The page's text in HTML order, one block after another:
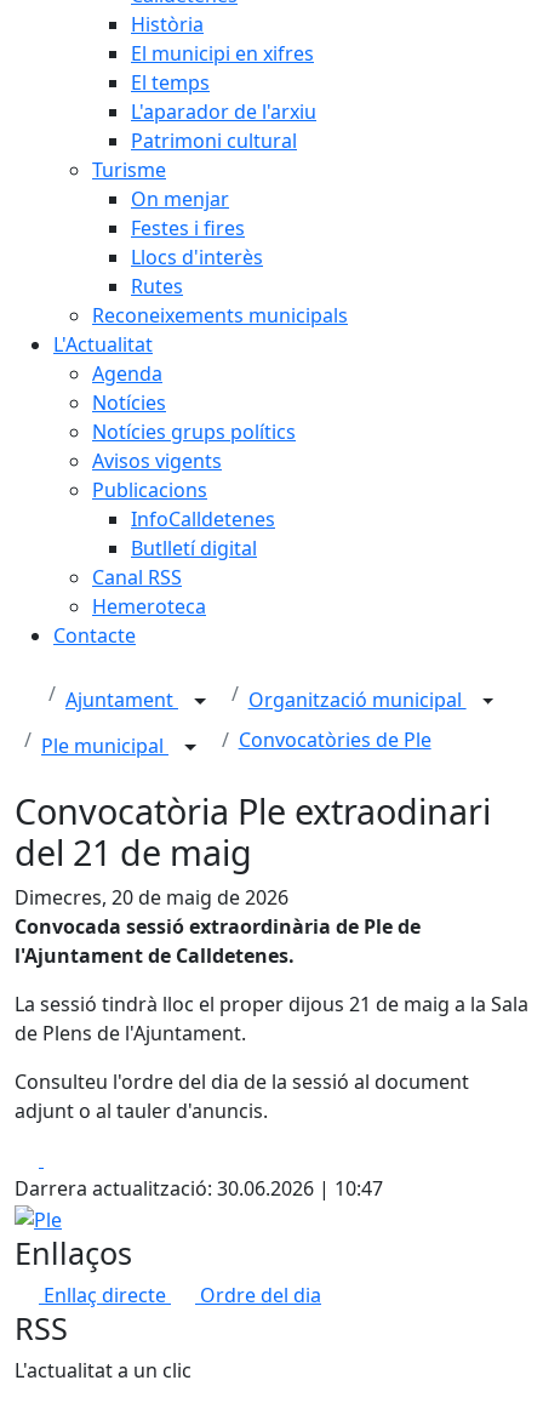
Història
El municipi en xifres
El temps
L'aparador de l'arxiu
Patrimoni cultural
Turisme
On menjar
Festes i fires
Llocs d'interès
Rutes
Reconeixements municipals
L'Actualitat
Agenda
Notícies
Notícies grups polítics
Avisos vigents
Publicacions
InfoCalldetenes
Butlletí digital
Canal RSS
Hemeroteca
Contacte
Ajuntament
Organització municipal
Ple municipal
Convocatòries de Ple
Convocatòria Ple extraodinari
del 21 de maig
Dimecres, 20 de maig de 2026
Convocada sessió extraordinària de Ple de
l'Ajuntament de Calldetenes.
La sessió tindrà lloc el proper dijous 21 de maig a la Sala
de Plens de l'Ajuntament.
Consulteu l'ordre del dia de la sessió al document
adjunt o al tauler d'anuncis.
Darrera actualització: 30.06.2026 | 10:47
Ple
Enllaços
Enllaç directe Ordre del dia
RSS
L'actualitat a un clic